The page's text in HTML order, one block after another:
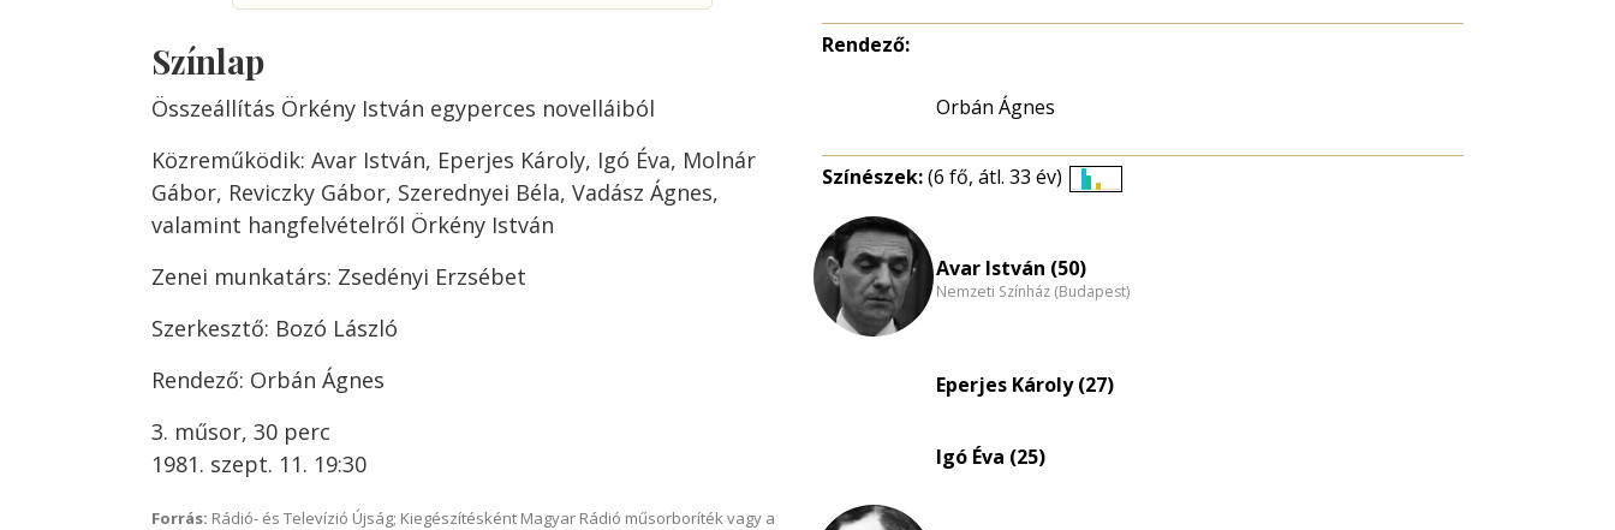
Színlap
Összeállítás Örkény István egyperces novelláiból
Közreműködik: Avar István, Eperjes Károly, Igó Éva, Molnár
Gábor, Reviczky Gábor, Szerednyei Béla, Vadász Ágnes,
valamint hangfelvételről Örkény István
Zenei munkatárs: Zsedényi Erzsébet
Szerkesztő: Bozó László
Rendező: Orbán Ágnes
3. műsor, 30 perc
1981. szept. 11. 19:30
Forrás: Rádió- és Televízió Újság; Kiegészítésként Magyar Rádió műsorboríték vagy a
Rendező:
Orbán Ágnes
Színészek:(6 fő, átl. 33 év)
Avar István (50)
Nemzeti Színház (Budapest)
Eperjes Károly (27)
Igó Éva (25)